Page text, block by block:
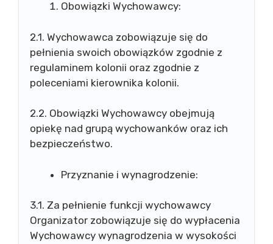
Obowiązki Wychowawcy:
2.1. Wychowawca zobowiązuje się do
pełnienia swoich obowiązków zgodnie z
regulaminem kolonii oraz zgodnie z
poleceniami kierownika kolonii.
2.2. Obowiązki Wychowawcy obejmują
opiekę nad grupą wychowanków oraz ich
bezpieczeństwo.
Przyznanie i wynagrodzenie:
3.1. Za pełnienie funkcji wychowawcy
Organizator zobowiązuje się do wypłacenia
Wychowawcy wynagrodzenia w wysokości